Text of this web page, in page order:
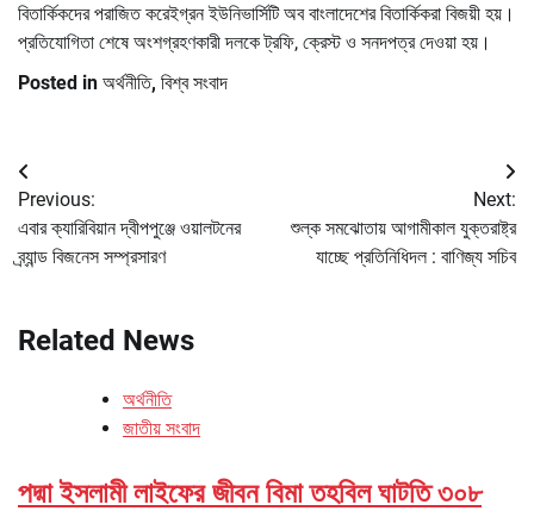
বিতার্কিকদের পরাজিত করেইগ্রন ইউনিভার্সিটি অব বাংলাদেশের বিতার্কিকরা বিজয়ী হয়।
প্রতিযোগিতা শেষে অংশগ্রহণকারী দলকে ট্রফি, ক্রেস্ট ও সনদপত্র দেওয়া হয়।
Posted in অর্থনীতি, বিশ্ব সংবাদ
Post
navigation
Previous:
এবার ক্যারিবিয়ান দ্বীপপুঞ্জে ওয়ালটনের
ব্র্যান্ড বিজনেস সম্প্রসারণ
Next:
শুল্ক সমঝোতায় আগামীকাল যুক্তরাষ্ট্র
যাচ্ছে প্রতিনিধিদল : বাণিজ্য সচিব
Related News
অর্থনীতি
জাতীয় সংবাদ
পদ্মা ইসলামী লাইফের জীবন বিমা তহবিল ঘাটতি ৩০৮